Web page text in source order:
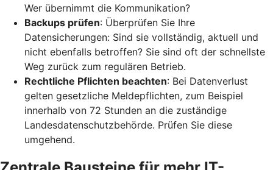
Wer übernimmt die Kommunikation?
Backups prüfen: Überprüfen Sie Ihre
Datensicherungen: Sind sie vollständig, aktuell und
nicht ebenfalls betroffen? Sie sind oft der schnellste
Weg zurück zum regulären Betrieb.
Rechtliche Pflichten beachten: Bei Datenverlust
gelten gesetzliche Meldepflichten, zum Beispiel
innerhalb von 72 Stunden an die zuständige
Landesdatenschutzbehörde. Prüfen Sie diese
umgehend.